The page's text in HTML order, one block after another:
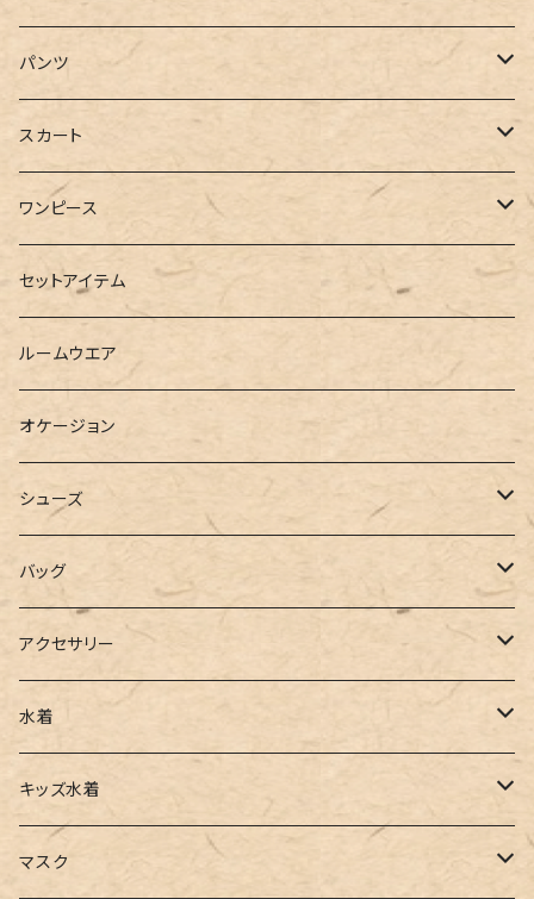
ジャケット
ブルゾン
ロングシャツ
ダウンジャケット
ベスト
Tシャツ
カットソー
半袖
スウェット・パーカー
ニット
シャツ
ブラウス
カーディガン
ポロシャツ
ベスト
チュニック
タンクトップ
キャミソール
パンツ
デニム
スキニー
ショートパンツ
ハーフパンツ
スウェット
ジャージ
スラックス
ワイドパンツ
カーゴパンツ
サロペット
ガウチョ
スカート
ロング
ミニ
その他
ワンピース
シャツワンピース
スウェットワンピース
パーカーワンピース
ニットワンピース
キャミワンピース
サロペット
オールインワン
セットアイテム
ルームウエア
オケージョン
シューズ
ブーツ
パンプス
サンダル
スニーカー
フラットシューズ
バッグ
トートバッグ
ショルダー
バックパック
カゴバッグ
アクセサリー
その他
水着
ワンピース
ビキニ
キッズ水着
女の子
マスク